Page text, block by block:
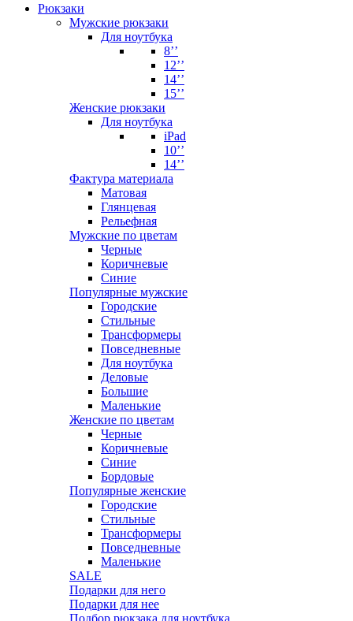
Рюкзаки
Мужские рюкзаки
Для ноутбука
8’’
12’’
14’’
15’’
Женские рюкзаки
Для ноутбука
iPad
10’’
14’’
Фактура материала
Матовая
Глянцевая
Рельефная
Мужские по цветам
Черные
Коричневые
Синие
Популярные мужские
Городские
Стильные
Трансформеры
Повседневные
Для ноутбука
Деловые
Большие
Маленькие
Женские по цветам
Черные
Коричневые
Синие
Бордовые
Популярные женские
Городские
Стильные
Трансформеры
Повседневные
Маленькие
SALE
Подарки для него
Подарки для нее
Подбор рюкзака для ноутбука